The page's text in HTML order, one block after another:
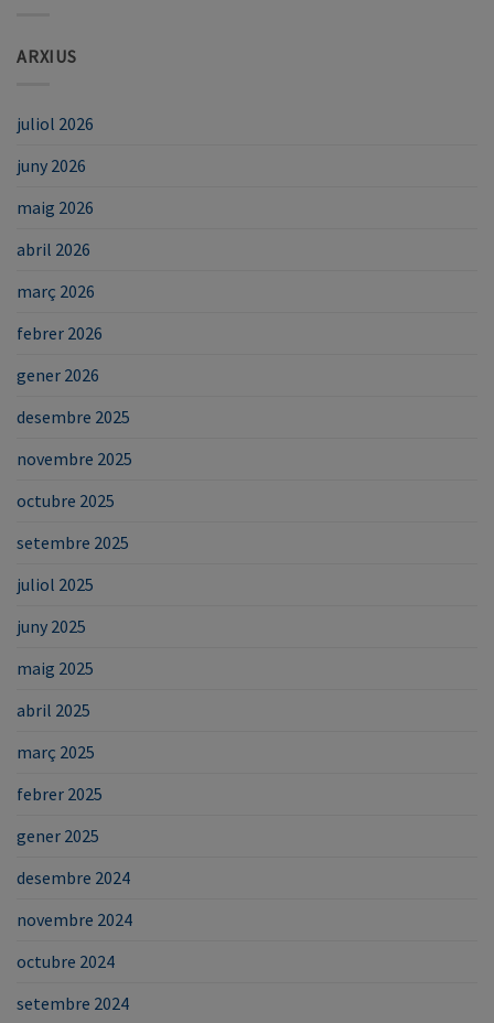
ARXIUS
juliol 2026
juny 2026
maig 2026
abril 2026
març 2026
febrer 2026
gener 2026
desembre 2025
novembre 2025
octubre 2025
setembre 2025
juliol 2025
juny 2025
maig 2025
abril 2025
març 2025
febrer 2025
gener 2025
desembre 2024
novembre 2024
octubre 2024
setembre 2024